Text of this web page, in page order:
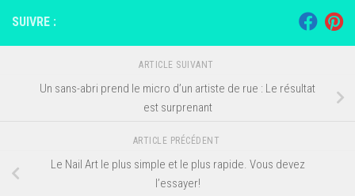
SUIVRE :
ARTICLE SUIVANT
Un sans-abri prend le micro d’un artiste de rue : Le résultat
est surprenant
ARTICLE PRÉCÉDENT
Le Nail Art le plus simple et le plus rapide. Vous devez
l’essayer!